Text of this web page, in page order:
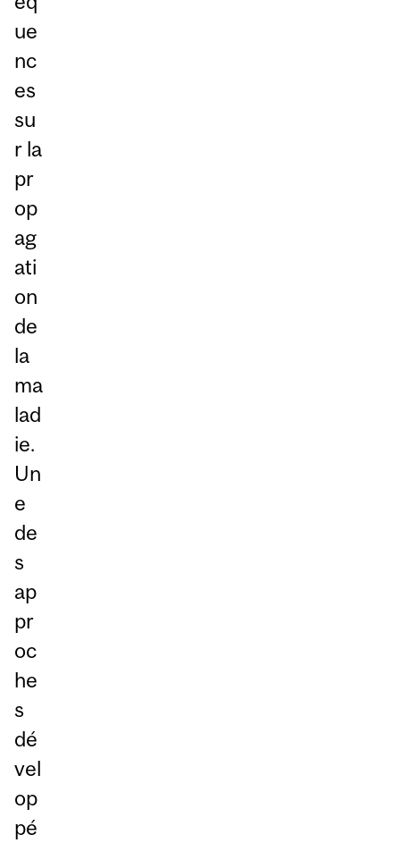
ue
nc
es
su
r la
pr
op
ag
ati
on
de
la
ma
lad
ie.
Un
e
de
s
ap
pr
oc
he
s
dé
vel
op
pé